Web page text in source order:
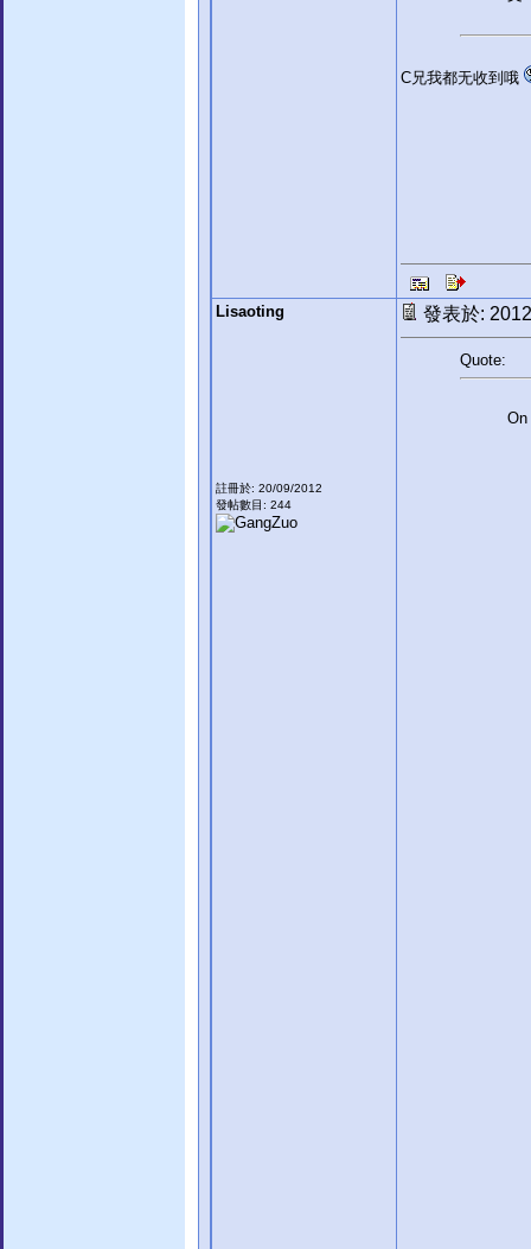
C兄我都无收到哦
Lisaoting
註冊於: 20/09/2012
發帖數目: 244
發表於:
Quote:
On